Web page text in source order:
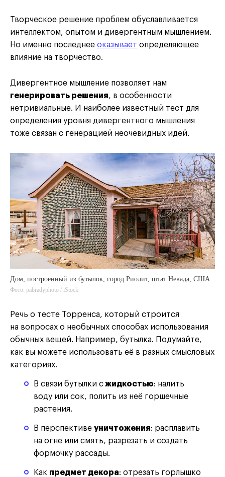
Творческое решение проблем обуславливается
интеллектом, опытом и дивергентным мышлением.
Но именно последнее оказывает определяющее
влияние на творчество.
Дивергентное мышление позволяет нам
генерировать решения, в особенности
нетривиальные. И наиболее известный тест для
определения уровня дивергентного мышления
тоже связан с генерацией неочевидных идей.
Дом, построенный из бутылок, город Риолит, штат Невада, США
Фото: pabradyphoto / iStock
Речь о тесте Торренса, который строится
на вопросах о необычных способах использования
обычных вещей. Например, бутылка. Подумайте,
как вы можете использовать её в разных смысловых
категориях.
В связи бутылки сжидкостью: налить
воду или сок, полить из неё горшечные
растения.
В перспективе уничтожения: расплавить
на огне или смять, разрезать и создать
формочку рассады.
Как предмет декора: отрезать горлышко